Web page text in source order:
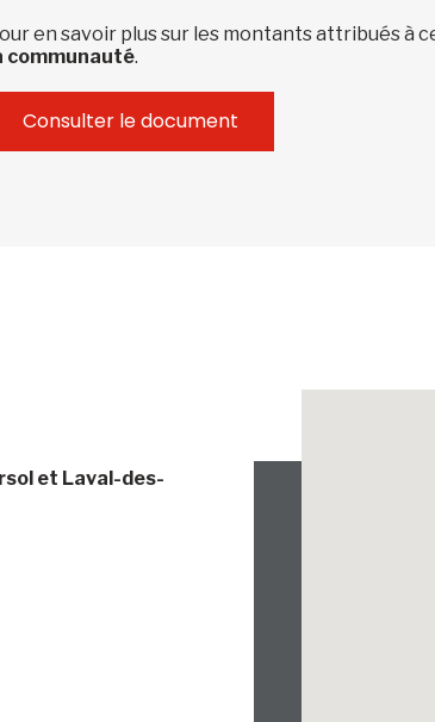
en savoir plus sur les montants attribués à
communauté.
Consulter le document
et Laval-des-